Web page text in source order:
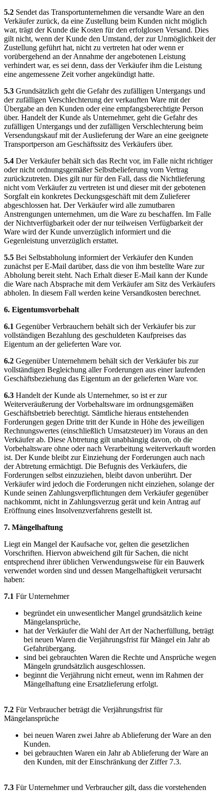
5.2 Sendet das Transportunternehmen die versandte Ware an den
Verkäufer zurück, da eine Zustellung beim Kunden nicht möglich
war, trägt der Kunde die Kosten für den erfolglosen Versand. Dies
gilt nicht, wenn der Kunde den Umstand, der zur Unmöglichkeit der
Zustellung geführt hat, nicht zu vertreten hat oder wenn er
vorübergehend an der Annahme der angebotenen Leistung
verhindert war, es sei denn, dass der Verkäufer ihm die Leistung
eine angemessene Zeit vorher angekündigt hatte.
5.3 Grundsätzlich geht die Gefahr des zufälligen Untergangs und
der zufälligen Verschlechterung der verkauften Ware mit der
Übergabe an den Kunden oder eine empfangsberechtigte Person
über. Handelt der Kunde als Unternehmer, geht die Gefahr des
zufälligen Untergangs und der zufälligen Verschlechterung beim
Versendungskauf mit der Auslieferung der Ware an eine geeignete
Transportperson am Geschäftssitz des Verkäufers über.
5.4 Der Verkäufer behält sich das Recht vor, im Falle nicht richtiger
oder nicht ordnungsgemäßer Selbstbelieferung vom Vertrag
zurückzutreten. Dies gilt nur für den Fall, dass die Nichtlieferung
nicht vom Verkäufer zu vertreten ist und dieser mit der gebotenen
Sorgfalt ein konkretes Deckungsgeschäft mit dem Zulieferer
abgeschlossen hat. Der Verkäufer wird alle zumutbaren
Anstrengungen unternehmen, um die Ware zu beschaffen. Im Falle
der Nichtverfügbarkeit oder der nur teilweisen Verfügbarkeit der
Ware wird der Kunde unverzüglich informiert und die
Gegenleistung unverzüglich erstattet.
5.5 Bei Selbstabholung informiert der Verkäufer den Kunden
zunächst per E-Mail darüber, dass die von ihm bestellte Ware zur
Abholung bereit steht. Nach Erhalt dieser E-Mail kann der Kunde
die Ware nach Absprache mit dem Verkäufer am Sitz des Verkäufers
abholen. In diesem Fall werden keine Versandkosten berechnet.
6. Eigentumsvorbehalt
6.1 Gegenüber Verbrauchern behält sich der Verkäufer bis zur
vollständigen Bezahlung des geschuldeten Kaufpreises das
Eigentum an der gelieferten Ware vor.
6.2 Gegenüber Unternehmern behält sich der Verkäufer bis zur
vollständigen Begleichung aller Forderungen aus einer laufenden
Geschäftsbeziehung das Eigentum an der gelieferten Ware vor.
6.3 Handelt der Kunde als Unternehmer, so ist er zur
Weiterveräußerung der Vorbehaltsware im ordnungsgemäßen
Geschäftsbetrieb berechtigt. Sämtliche hieraus entstehenden
Forderungen gegen Dritte tritt der Kunde in Höhe des jeweiligen
Rechnungswertes (einschließlich Umsatzsteuer) im Voraus an den
Verkäufer ab. Diese Abtretung gilt unabhängig davon, ob die
Vorbehaltsware ohne oder nach Verarbeitung weiterverkauft worden
ist. Der Kunde bleibt zur Einziehung der Forderungen auch nach
der Abtretung ermächtigt. Die Befugnis des Verkäufers, die
Forderungen selbst einzuziehen, bleibt davon unberührt. Der
Verkäufer wird jedoch die Forderungen nicht einziehen, solange der
Kunde seinen Zahlungsverpflichtungen dem Verkäufer gegenüber
nachkommt, nicht in Zahlungsverzug gerät und kein Antrag auf
Eröffnung eines Insolvenzverfahrens gestellt ist.
7. Mängelhaftung
Liegt ein Mangel der Kaufsache vor, gelten die gesetzlichen
Vorschriften. Hiervon abweichend gilt für Sachen, die nicht
entsprechend ihrer üblichen Verwendungsweise für ein Bauwerk
verwendet worden sind und dessen Mangelhaftigkeit verursacht
haben:
7.1 Für Unternehmer
begründet ein unwesentlicher Mangel grundsätzlich keine
Mängelansprüche,
hat der Verkäufer die Wahl der Art der Nacherfüllung, beträgt
bei neuen Waren die Verjährungsfrist für Mängel ein Jahr ab
Gefahrübergang.
sind bei gebrauchten Waren die Rechte und Ansprüche wegen
Mängeln grundsätzlich ausgeschlossen.
beginnt die Verjährung nicht erneut, wenn im Rahmen der
Mängelhaftung eine Ersatzlieferung erfolgt.
7.2 Für Verbraucher beträgt die Verjährungsfrist für
Mängelansprüche
bei neuen Waren zwei Jahre ab Ablieferung der Ware an den
Kunden.
bei gebrauchten Waren ein Jahr ab Ablieferung der Ware an
den Kunden, mit der Einschränkung der Ziffer 7.3.
7.3 Für Unternehmer und Verbraucher gilt, dass die vorstehenden